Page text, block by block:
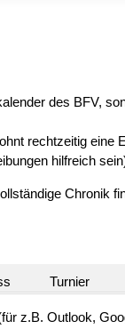
des BFV,
rechtzeitig eine
hilfreich
Chronik
Turnier
z.B. Outlook,